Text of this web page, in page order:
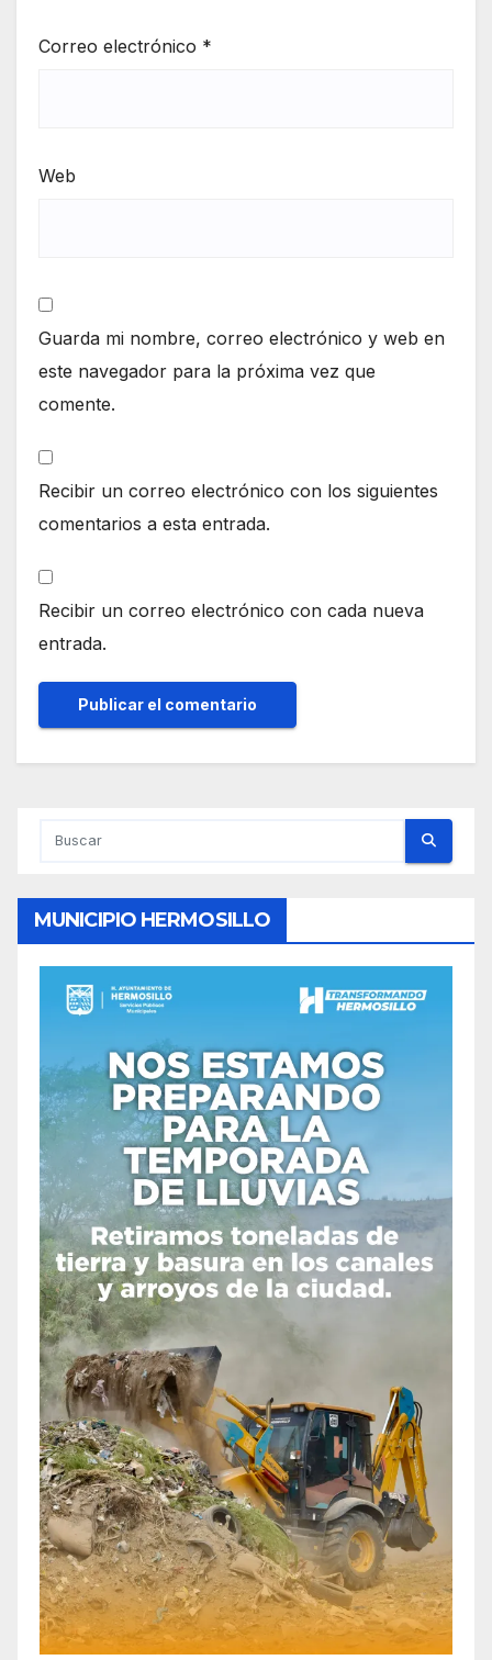
Correo electrónico *
Web
Guarda mi nombre, correo electrónico y web en
este navegador para la próxima vez que
comente.
Recibir un correo electrónico con los siguientes
comentarios a esta entrada.
Recibir un correo electrónico con cada nueva
entrada.
MUNICIPIO HERMOSILLO